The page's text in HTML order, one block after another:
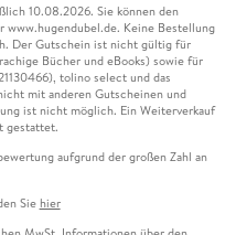
10.08.2026. Sie können den
Keine Bestellung
Der Gutschein ist nicht gültig für
Bücher und eBooks) sowie für
tolino select und das
mit anderen Gutscheinen und
ist nicht möglich. Ein Weiterverkauf
gestattet.
aufgrund der großen Zahl an
Sie hier